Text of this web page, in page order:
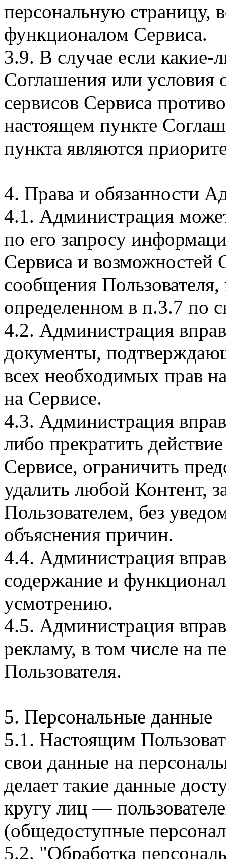
персональную страницу,
функционалом Сервиса.
3.9. В случае если какие-
Соглашения или условия
сервисов Сервиса
настоящем пункте
пункта являются
4. Права и обязанности
4.1. Администрация
по его запросу
Сервиса и возможностей
сообщения
определенном в п.3.7 по
4.2. Администрация
документы,
всех необходимых прав
на Сервисе.
4.3. Администрация
либо прекратить
Сервисе, ограничить
удалить любой Контент,
Пользователем, без
объяснения причин.
4.4. Администрация
содержание и
усмотрению.
4.5. Администрация
рекламу, в том числе на
Пользователя.
5. Персональные данные
5.1. Настоящим
свои данные на
делает такие данные
кругу лиц —
(общедоступные
5.2. "Обработка